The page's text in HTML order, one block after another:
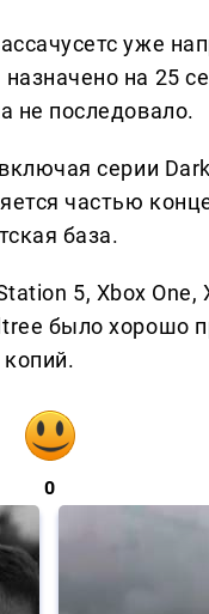
уже
на 25
не последовало.
серии
частью
база.
5, Xbox
было хорошо
0